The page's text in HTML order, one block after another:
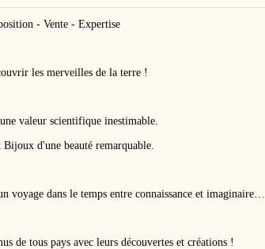
- Vente - Expertise
les merveilles de la terre !
valeur scientifique inestimable.
Bijoux d'une beauté remarquable.
voyage dans le temps entre connaissance et imaginaire…
de tous pays avec leurs découvertes et créations !